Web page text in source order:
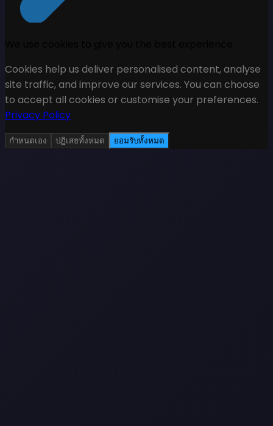
Cookies help us deliver personalised content, analyse
site traffic, and improve our services. You can choose
to accept all cookies or customise your preferences.
Privacy Policy
กำหนดเอง ปฏิเสธทั้งหมด ยอมรับทั้งหมด